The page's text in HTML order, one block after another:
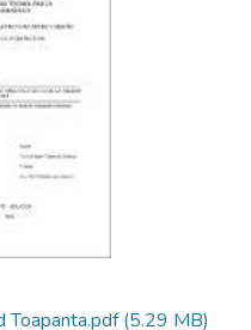
Toapanta.pdf(5.29 MB)